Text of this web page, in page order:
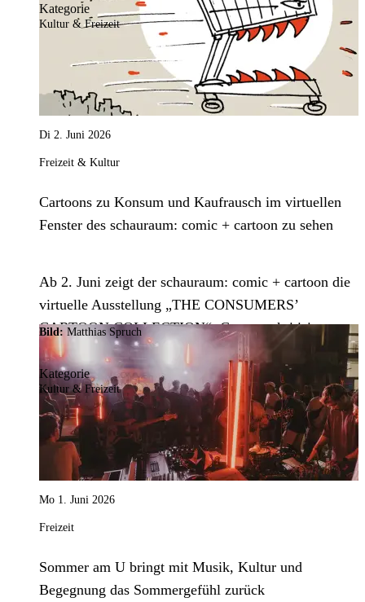
Kategorie
Kultur & Freizeit
Di 2. Juni 2026
Freizeit & Kultur
Cartoons zu Konsum und Kaufrausch im virtuellen
Fenster des schauraum: comic + cartoon zu sehen
Ab 2. Juni zeigt der schauraum: comic + cartoon die
virtuelle Ausstellung „THE CONSUMERS’
CARTOON COLLECTION“. Cartoons kritisieren
satirisch Konsum.
Bild: Matthias Spruch
Kategorie
Kultur & Freizeit
Mo 1. Juni 2026
Freizeit
Sommer am U bringt mit Musik, Kultur und
Begegnung das Sommergefühl zurück